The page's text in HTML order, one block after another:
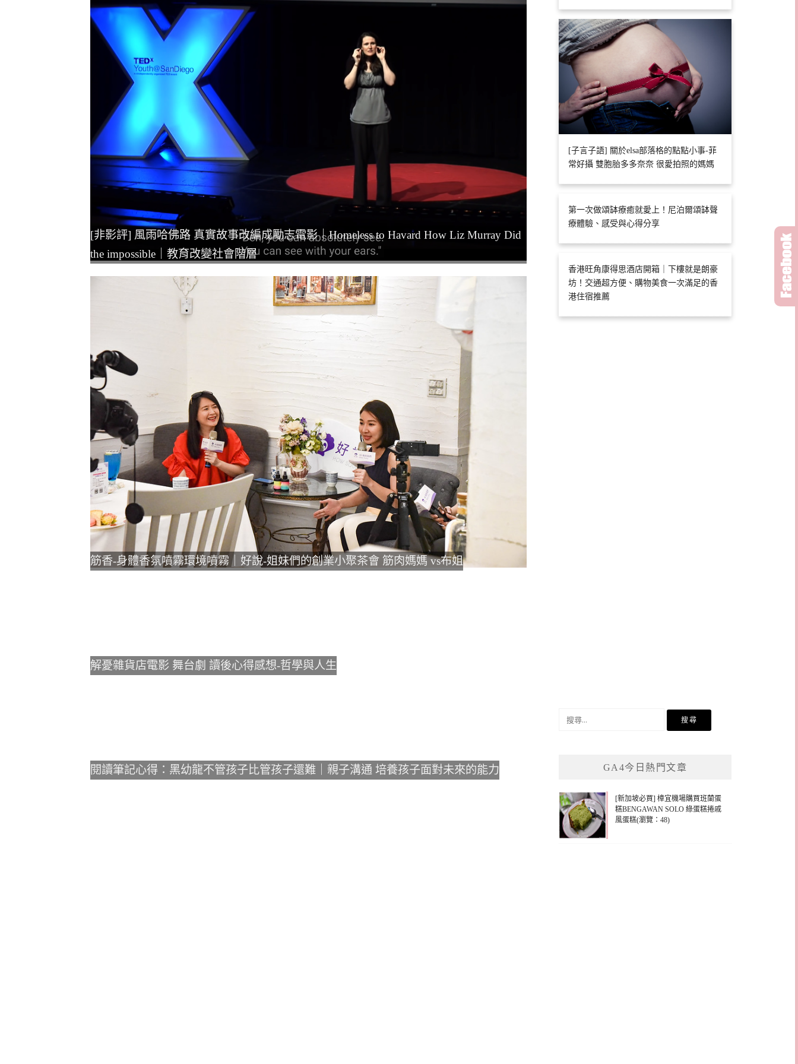
[非影評] 風雨哈佛路 真實故事改編成勵志電影｜Homeless to Havard How Liz Murray Did
the impossible｜教育改變社會階層
筋香-身體香氛噴霧環境噴霧｜好說-姐妹們的創業小聚茶會 筋肉媽媽 vs布姐
解憂雜貨店電影 舞台劇 讀後心得感想-哲學與人生
閱讀筆記心得：黑幼龍不管孩子比管孩子還難｜親子溝通 培養孩子面對未來的能力
[子言子語] 關於elsa部落格的點點小事-菲
常好攝 雙胞胎多多奈奈 很愛拍照的媽媽
第一次做頌缽療癒就愛上！尼泊爾頌缽聲
療體驗、感受與心得分享
香港旺角康得思酒店開箱｜下樓就是朗豪
坊！交通超方便、購物美食一次滿足的香
港住宿推薦
GA4今日熱門文章
[新加坡必買] 樟宜機場購買班蘭蛋
糕BENGAWAN SOLO 綠蛋糕捲戚
風蛋糕(瀏覽：48)